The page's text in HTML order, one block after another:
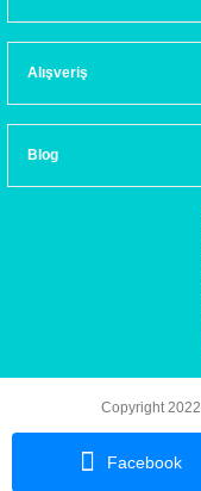
Facebook
Alışveriş
Blog
Copyright 2022
Kredi kartı